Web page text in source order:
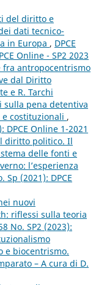
del diritto e
dati tecnico-
in Europa , DPCE
Online - SP2 2023
antropocentrismo
dal Diritto
e R. Tarchi
sulla pena detentiva
costituzionali ,
DPCE Online 1-2021
diritto politico. Il
delle fonti e
l’esperienza
Sp (2021): DPCE
nuovi
riflessi sulla teoria
No. SP2 (2023):
e biocentrismo.
– A cura di D.